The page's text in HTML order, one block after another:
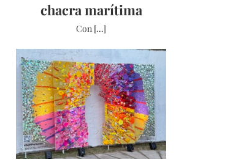
chacra marítima
Con [...]